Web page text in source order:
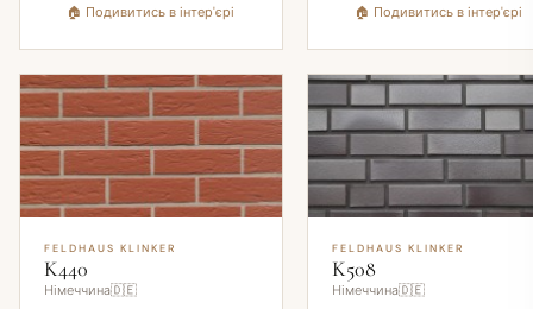
🏠 Подивитись в інтер'єрі 🏠 Подивитись в інтер'єрі
FELDHAUS KLINKER
K440
Німеччина🇩🇪
FELDHAUS KLINKER
K508
Німеччина🇩🇪